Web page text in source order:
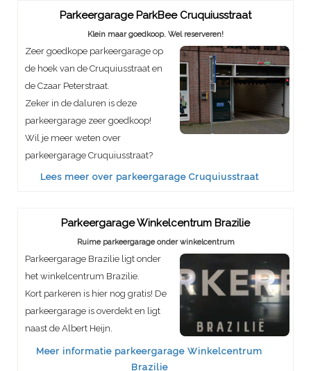
Parkeergarage ParkBee Cruquiusstraat
Klein maar goedkoop. Wel reserveren!
Zeer goedkope parkeergarage op
de hoek van de Cruquiusstraat en
de Czaar Peterstraat.
Zeker in de daluren is deze
parkeergarage zeer goedkoop!
Wil je meer weten over
parkeergarage Cruquiusstraat?
Lees meer over parkeergarage Cruquiusstraat
Parkeergarage Winkelcentrum Brazilie
Ruime parkeergarage onder winkelcentrum
Parkeergarage Brazilie ligt onder
het winkelcentrum Brazilie.
Kort parkeren is hier nog gratis! De
parkeergarage is overdekt en ligt
naast de Albert Heijn.
Meer informatie parkeergarage Winkelcentrum
Brazilie